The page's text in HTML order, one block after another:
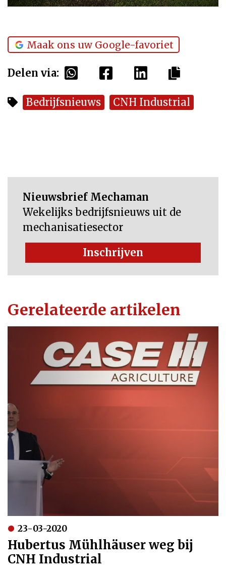
Maak ons uw Google-favoriet
Delen via:
Bedrijfsnieuws CNH Industrial
Nieuwsbrief Mechaman
Wekelijks bedrijfsnieuws uit de
mechanisatiesector
Inschrijven
Gerelateerde artikelen
23-03-2020
Hubertus Mühlhäuser weg bij
CNH Industrial